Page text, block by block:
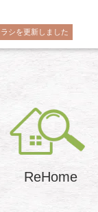
シを更新しました
ReHome